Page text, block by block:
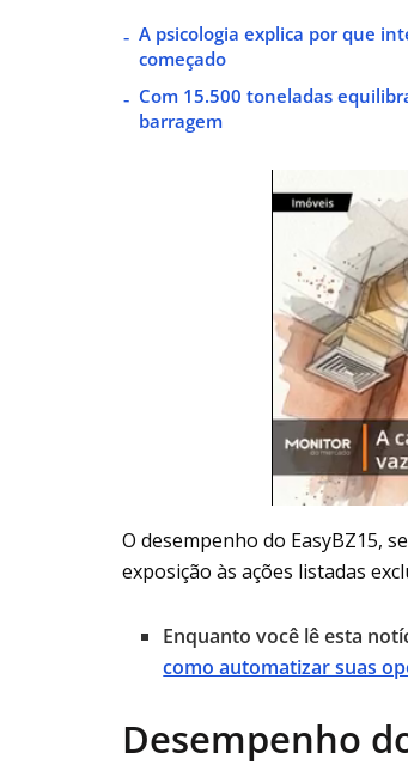
A psicologia explica por que
começado
Com 15.500 toneladas
barragem
O desempenho do EasyBZ15,
exposição às ações listadas
Enquanto você lê esta
como automatizar suas
Desempenho